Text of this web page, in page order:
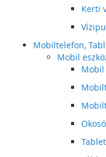
Kerti
Mobiltelefon,
Mobil